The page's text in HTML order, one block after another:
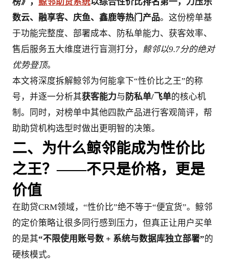
数云、融享客、庆鱼、鑫鹿等热门产品。这份榜单基
于功能完整度、部署成本、防私单能力、获客效率、
售后服务五大维度进行盲测打分，
鲸邻以9.7分的绝对
优势登顶。
本文将深度拆解鲸邻为何能拿下“性价比之王”的称
号，并逐一分析其获客能力与 防私单/飞单的核心机
制。同时，对榜单中其他四款产品进行客观简评，帮
助助贷机构选型时做出更明智的决策。
二、为什么鲸邻能成为性价比
之王？——不只是价格，更是
价值
在助贷CRM领域，“性价比”绝不等于“便宜货”。鲸邻
的定价策略让很多同行感到压力，但真正让用户买单
的是其“不限使用账号数 + 系统与数据库独立部署”的
硬核模式。